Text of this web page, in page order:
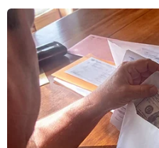
#Thiết bị an ninh #Tình
#tin tức
#tin tức mới nhất
#tin tức mới nhất trong ngày
#tin tức hot
#tin tức an ninh
#an ninh nghệ an
#thời
#bản tin thời sự
#tội
#tội phạm hình sự
#hình sự